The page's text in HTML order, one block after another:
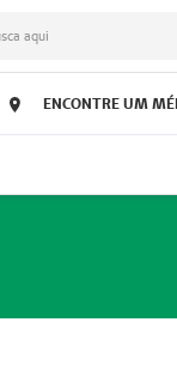
aqui
ENCONTRE UM